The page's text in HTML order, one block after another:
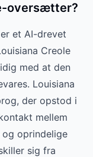
oversætter?
et AI-drevet
Creole
med at den
Louisiana
der opstod i
mellem
og oprindelige
sig fra